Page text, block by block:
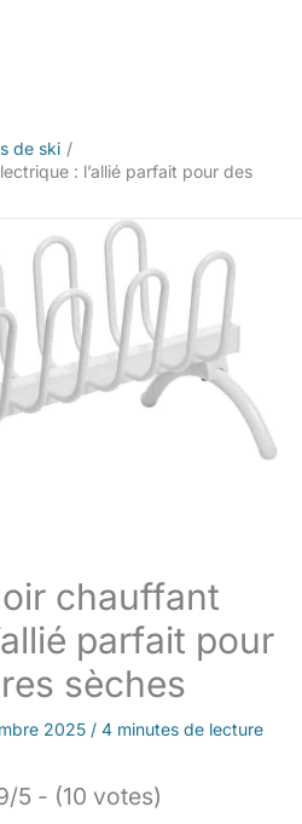
de ski
: l’allié parfait pour des
chauffant
parfait pour
sèches
2025 / 4 minutes de lecture
5 - (10 votes)